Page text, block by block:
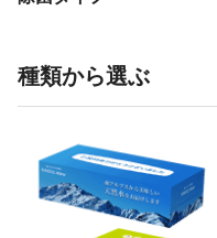
種類から選ぶ